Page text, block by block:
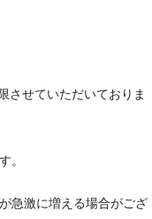
させていただいておりま
。
急激に増える場合がござ